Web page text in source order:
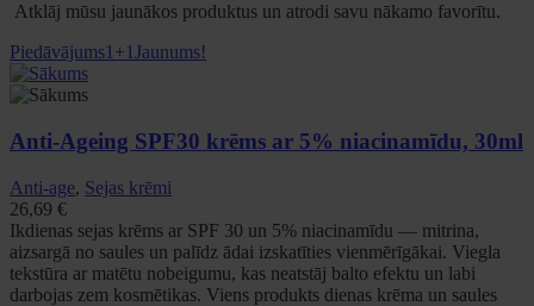
Atklāj mūsu jaunākos produktus un atrodi savu nākamo favorītu.
Piedāvājums1+1Jaunums!
Anti-Ageing SPF30 krēms ar 5% niacinamīdu, 30ml
Anti-age, Sejas krēmi
26,69 €
Ikdienas sejas krēms ar SPF 30 un 5% niacinamīdu — mitrina,
aizsargā no saules un palīdz ādai izskatīties vienmērīgākai. Viegla
tekstūra ar matētu nobeigumu, kas neatstāj balto efektu un labi
darbojas zem kosmētikas. Viens produkts dienas krēma un saules